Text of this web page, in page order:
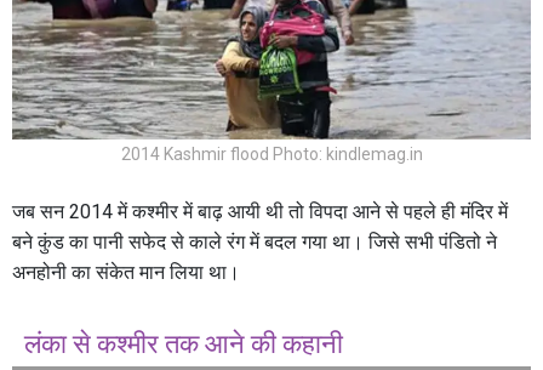
2014 Kashmir flood Photo: kindlemag.in
जब सन 2014 में कश्मीर में बाढ़ आयी थी तो विपदा आने से पहले ही मंदिर में
बने कुंड का पानी सफेद से काले रंग में बदल गया था। जिसे सभी पंडितो ने
अनहोनी का संकेत मान लिया था।
लंका से कश्मीर तक आने की कहानी